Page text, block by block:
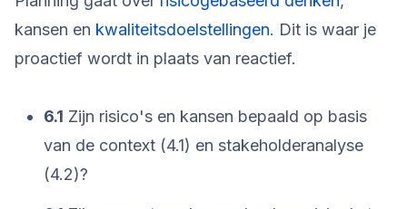
kansen en kwaliteitsdoelstellingen. Dit is waar je
proactief wordt in plaats van reactief.
6.1 Zijn risico's en kansen bepaald op basis
van de context (4.1) en stakeholderanalyse
(4.2)?